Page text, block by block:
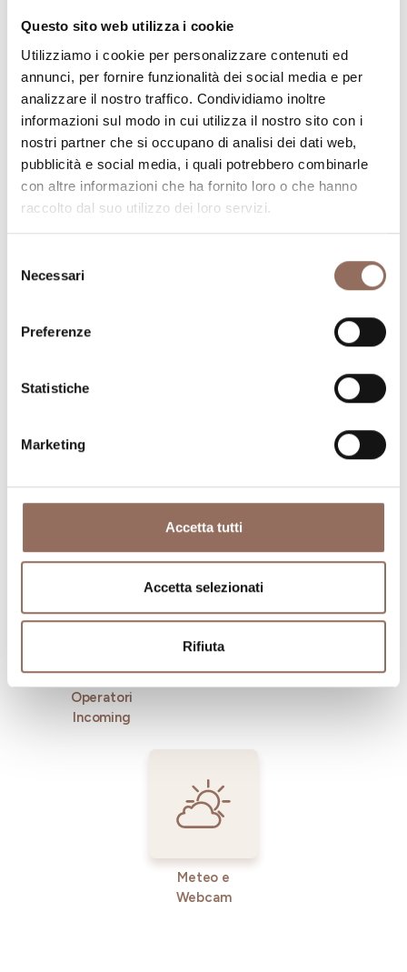
Questo sito web utilizza i cookie
Utilizziamo i cookie per personalizzare contenuti ed
annunci, per fornire funzionalità dei social media e per
analizzare il nostro traffico. Condividiamo inoltre
informazioni sul modo in cui utilizza il nostro sito con i
nostri partner che si occupano di analisi dei dati web,
pubblicità e social media, i quali potrebbero combinarle
con altre informazioni che ha fornito loro o che hanno
raccolto dal suo utilizzo dei loro servizi.
delNecessari
Preferenze
Statistiche
Marketing
Accetta tutti
Accetta selezionati
Rifiuta
Numero di appartamenti:6
Numero di bagni:6
Numero letti:
25
La tua vacanza
Pianifica dove dormire, dove mangiare, cosa fare e
un occhio al meteo in tempo reale
Registro
Operatori
Incoming
Servizi
Meteo e
Webcam